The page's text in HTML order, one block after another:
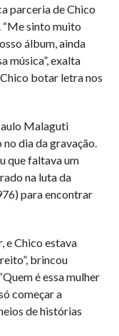
parceria de Chico
sinto muito
álbum, ainda
música”, exalta
botar letra nos
Malaguti
dia da gravação.
que faltava um
na luta da
para encontrar
e Chico estava
brincou
é essa mulher
começar a
de histórias